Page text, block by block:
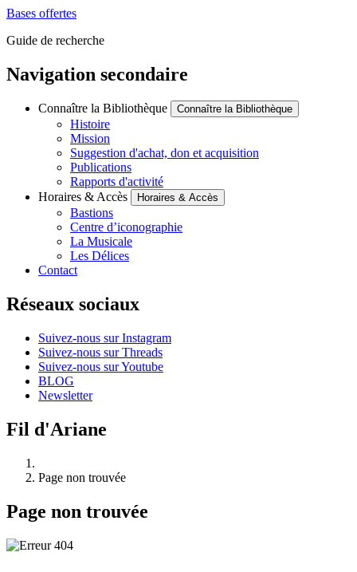
Bases offertes
Guide de recherche
Navigation secondaire
Connaître la Bibliothèque Connaître la Bibliothèque
Histoire
Mission
Suggestion d'achat, don et acquisition
Publications
Rapports d'activité
Horaires & Accès
Horaires & Accès
Bastions
Centre d’iconographie
La Musicale
Les Délices
Contact
Réseaux sociaux
Suivez-nous sur Instagram
Suivez-nous sur Threads
Suivez-nous sur Youtube
BLOG
Newsletter
Fil d'Ariane
Page non trouvée
Page non trouvée